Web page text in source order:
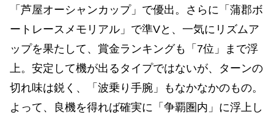
「芦屋オーシャンカップ」で優出。さらに「蒲郡ボ
ートレースメモリアル」で準Vと、一気にリズムア
ップを果たして、賞金ランキングも「7位」まで浮
上。安定して機が出るタイプではないが、ターンの
切れ味は鋭く、「波乗り手腕」もなかなかのもの。
よって、良機を得れば確実に「争覇圏内」に浮上し